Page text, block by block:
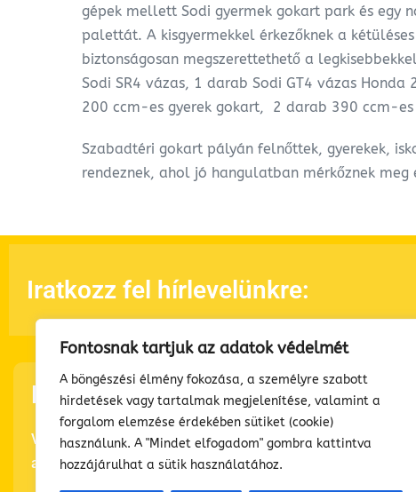
Fontosnak tartjuk az adatok védelmét
A böngészési élmény fokozása, a személyre szabott
hirdetések vagy tartalmak megjelenítése, valamint a
forgalom elemzése érdekében sütiket (cookie)
használunk. A "Mindet elfogadom" gombra kattintva
hozzájárulhat a sütik használatához.
gépek mellett Sodi gyermek gokart park és egy
palettát. A kisgyermekkel érkezőknek a
biztonságosan megszerettethető a
Sodi SR4 vázas, 1 darab Sodi GT4 vázas
200 ccm-es gyerek gokart, 2 darab 390 ccm-
Szabadtéri gokart pályán felnőttek, gyerekek,
rendeznek, ahol jó hangulatban mérkőznek meg
Iratkozz fel hírlevelünkre:
FeelGood Buliház
Végre egy hely,
ahonnan mindenki mosolyogva megy el!